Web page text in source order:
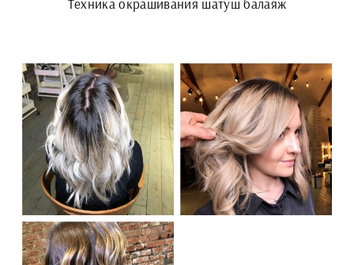
Техника окрашивания шатуш балаяж